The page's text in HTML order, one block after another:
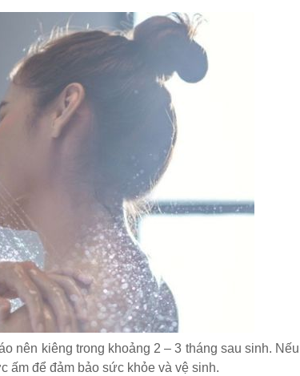
nên kiêng trong khoảng 2 – 3 tháng sau sinh. Nếu
ấm để đảm bảo sức khỏe và vệ sinh.